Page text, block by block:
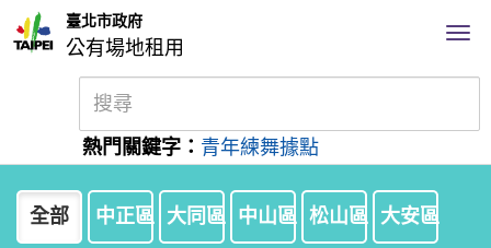
臺北市政府
公有場地租用
熱門關鍵字： 青年練舞據點
全部 中正區 大同區 中山區 松山區 大安區